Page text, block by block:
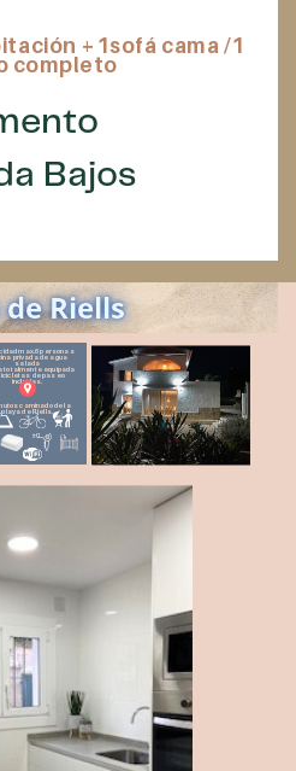
+1sofá ​cama /1
completo
Bajos
de Riells
max.6 personas
privada de agua
salada
totalmente equipada
de paseo
incluídas.
caminado de la
playa de Riells.